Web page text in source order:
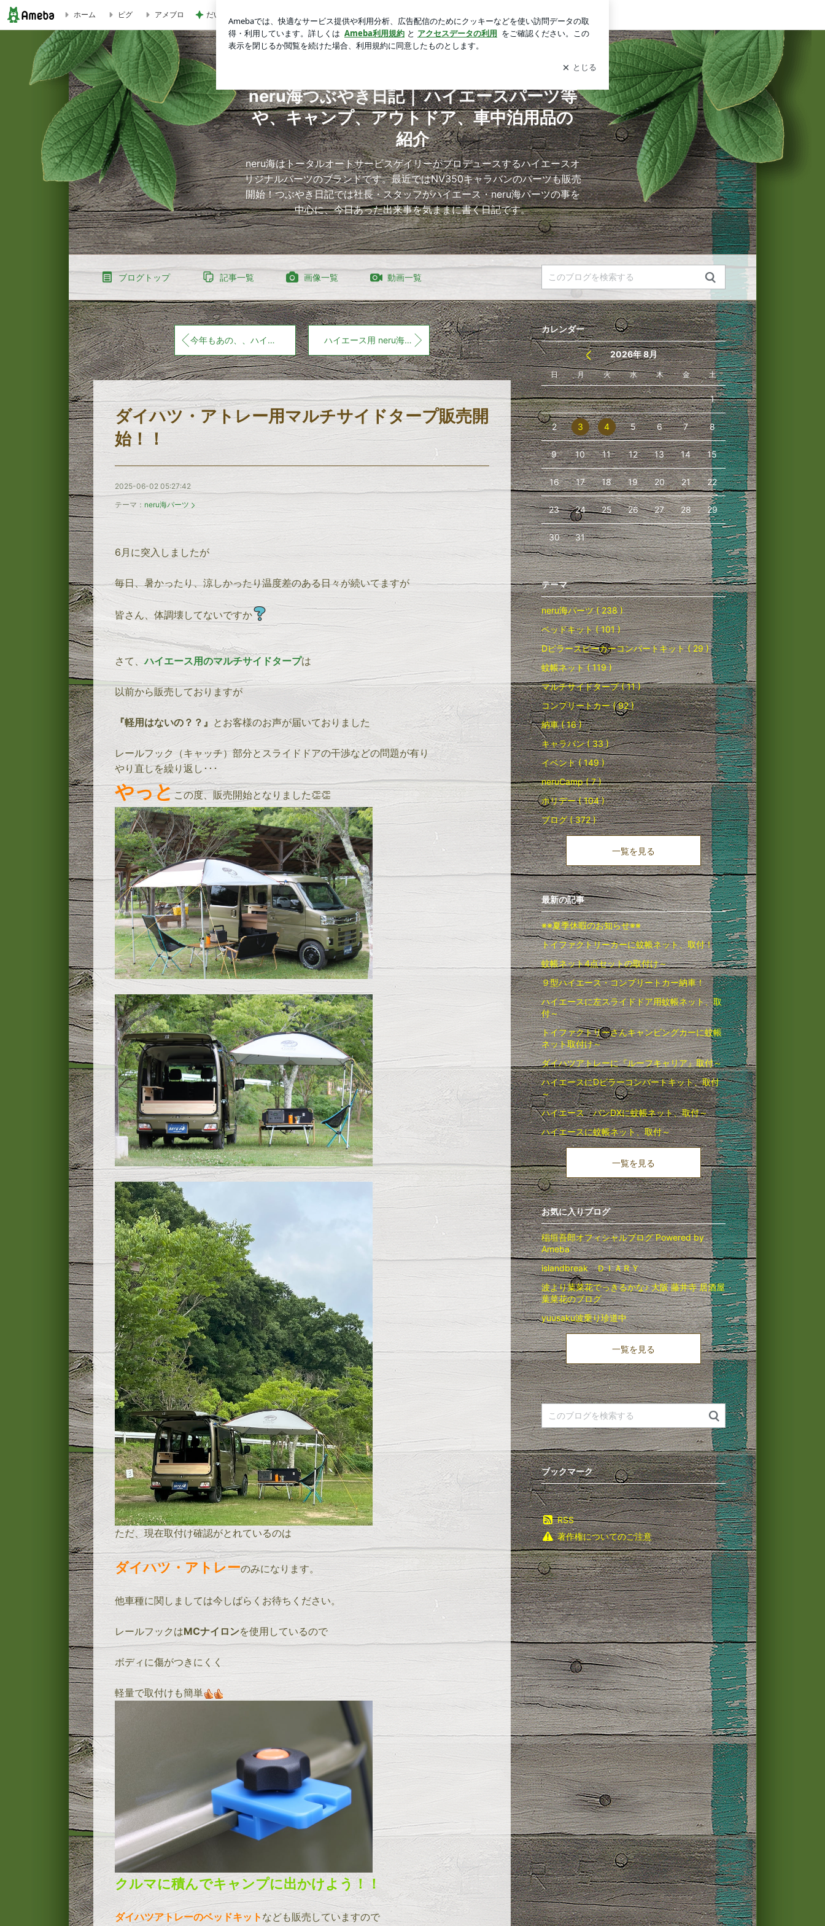
ダイハツ・アトレー用マルチサイドタープ販売開始！！ | neru海つぶやき日記｜ ハイエースパーツ等や、キャンプ、アウトドア、車中泊用品の紹介
ホーム ピグ アメブロ だいた 若い時にすべきだった事 ログイン
neru海つぶやき日記｜ ハイエースパーツ等
や、キャンプ、アウトドア、車中泊用品の
紹介
neru海はトータルオートサービスゲイリーがプロデュースするハイエースオ
リジナルパーツのブランドです。最近ではNV350キャラバンのパーツも販売
開始！つぶやき日記では社長・スタッフがハイエース・neru海パーツの事を
中心に、今日あった出来事を気ままに書く日記です。
ブログトップ 記事一覧 画像一覧 動画一覧
今年もあの、、ハイエースイベントが！！ ハイエース用 neru海オリジナルのコンソールBOX
ダイハツ・アトレー用マルチサイドタープ販売開
始！！
2025-06-02 05:27:42
テーマ： neru海パーツ
6月に突入しましたが
毎日、暑かったり、涼しかったり温度差のある日々が続いてますが
皆さん、体調壊してないですか
さて、ハイエース用のマルチサイドタープは
以前から販売しておりますが
『軽用はないの？？』 とお客様のお声が届いておりました
レールフック（キャッチ）部分とスライドドアの干渉などの問題が有り
やり直しを繰り返し･･･
やっとこの度、販売開始となりました👏👏
ただ、現在取付け確認がとれているのは
ダイハツ・アトレーのみになります。
他車種に関しましては今しばらくお待ちください。
レールフックはMCナイロンを使用しているので
ボディに傷がつきにくく
軽量で取付けも簡単
クルマに積んでキャンプに出かけよう！！
ダイハツアトレーのベッドキット なども販売していますので
カレンダー
2026年 8月
日 月 火 水 木 金 土
1
2 3 4 5 6 7 8
9 10 11 12 13 14 15
16 17 18 19 20 21 22
23 24 25 26 27 28 29
30 31
テーマ
neru海パーツ ( 238 )
ベッドキット ( 101 )
Dピラースピーカーコンバートキット ( 29 )
蚊帳ネット ( 119 )
マルチサイドタープ ( 11 )
コンプリートカー ( 92 )
納車 ( 16 )
キャラバン ( 33 )
イベント ( 149 )
neruCamp ( 7 )
ホリデー ( 104 )
ブログ ( 372 )
一覧を見る
最新の記事
※※夏季休暇のお知らせ※※
トイファクトリーカーに蚊帳ネット、取付！
蚊帳ネット4点セットの取付け～
９型ハイエース・コンプリートカー納車！
ハイエースに左スライドドア用蚊帳ネット、取
付～
トイファクトリーさんキャンピングカーに蚊帳
ネット取付け～
ダイハツアトレーに『ルーフキャリア』取付～
ハイエースにDピラーコンバートキット、取付
～
ハイエース バンDXに蚊帳ネット、取付～
ハイエースに蚊帳ネット、取付～
一覧を見る
お気に入りブログ
稲垣吾郎オフィシャルブログ Powered by
Ameba
islandbreak ＤＩＡＲＹ
波より葉菜花でっきるかな♪ 大阪 藤井寺 居酒屋
葉菜花のブログ
yuusaku波乗り珍道中
一覧を見る
ブックマーク
RSS
著作権についてのご注意